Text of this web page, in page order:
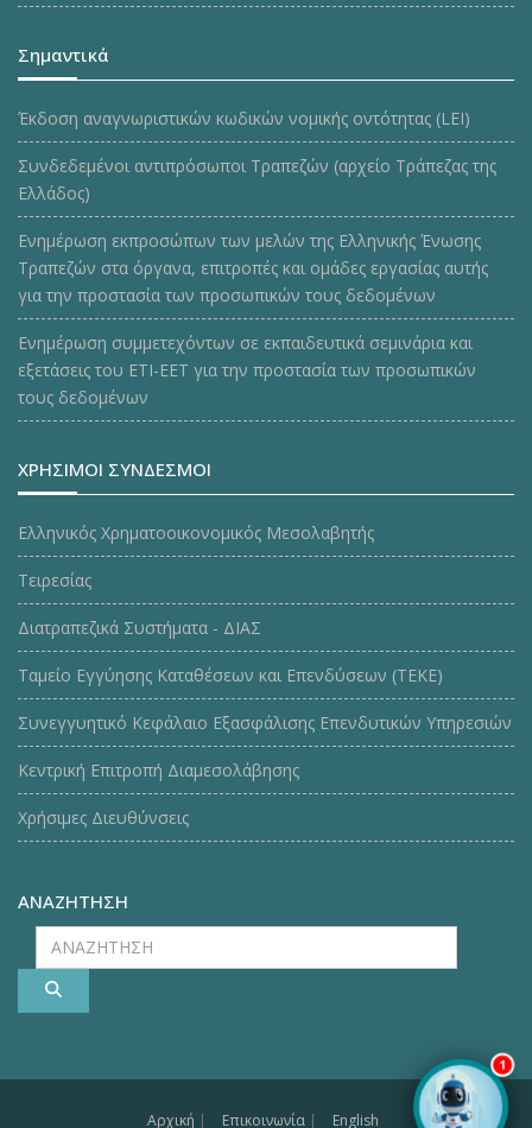
1
Σημαντικά
Έκδοση αναγνωριστικών κωδικών νομικής οντότητας (LEI)
Συνδεδεμένοι αντιπρόσωποι Τραπεζών (αρχείο Τράπεζας της
Ελλάδος)
Ενημέρωση εκπροσώπων των μελών της Ελληνικής Ένωσης
Τραπεζών στα όργανα, επιτροπές και ομάδες εργασίας αυτής
για την προστασία των προσωπικών τους δεδομένων
Ενημέρωση συμμετεχόντων σε εκπαιδευτικά σεμινάρια και
εξετάσεις του ΕΤΙ-ΕΕΤ για την προστασία των προσωπικών
τους δεδομένων
ΧΡΗΣΙΜΟΙ ΣΥΝΔΕΣΜΟΙ
Ελληνικός Χρηματοοικονομικός Μεσολαβητής
Τειρεσίας
Διατραπεζικά Συστήματα - ΔΙΑΣ
Ταμείο Εγγύησης Καταθέσεων και Επενδύσεων (ΤΕΚE)
Συνεγγυητικό Κεφάλαιο Εξασφάλισης Επενδυτικών Υπηρεσιών
Κεντρική Επιτροπή Διαμεσολάβησης
Χρήσιμες Διευθύνσεις
ΑΝΑΖΗΤΗΣΗ
ΑΝΑΖΗΤΗΣΗ
Αρχική | Επικοινωνία | English